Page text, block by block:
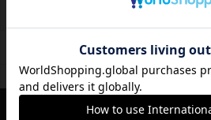
栄スカイルビル休館日に準ずる
2021年1/1は休館日のためお休み
席数 5卓20席